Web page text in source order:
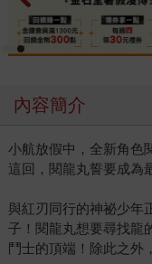
內容簡介
小航放假中，全新角色
這回，閱龍丸誓要成為
與紅刃同行的神祕少年
子！閱龍丸想要尋找龍
鬥士的頂端！除此之